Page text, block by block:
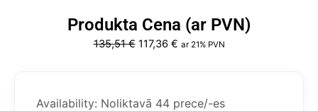
Produkta Cena (ar PVN)
135,51€ Original
117,36 €Current
ar 21% PVN
Availability: Noliktavā 44 prece/-es
piestātnes